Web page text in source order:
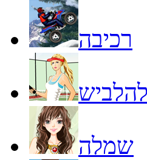
רכיבה
להלביש
שמלה